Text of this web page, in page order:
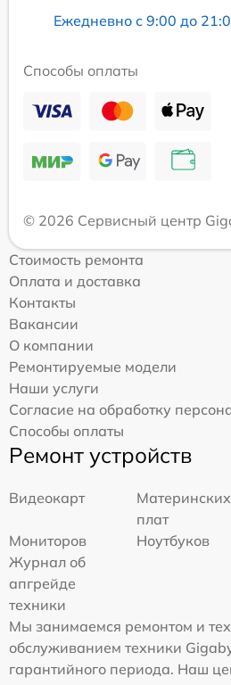
Ежедневно с 9:00 до
Способы оплаты
© 2026 Сервисный центр
Стоимость ремонта
Оплата и доставка
Контакты
Вакансии
О компании
Ремонтируемые модели
Наши услуги
Согласие на обработку
Способы оплаты
Ремонт устройств
Видеокарт
Материнских
плат
Мониторов
Ноутбуков
Журнал об
апгрейде
техники
Мы занимаемся ремонтом и
обслуживанием техники
гарантийного периода. Наш